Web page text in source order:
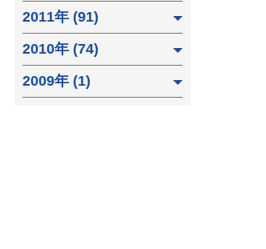
2011年 (91)
2010年 (74)
2009年 (1)